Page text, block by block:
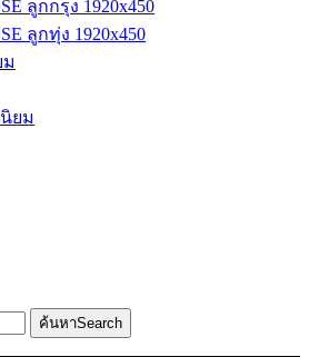
ค้นหาSearch